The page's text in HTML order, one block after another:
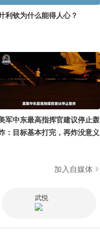
利钦为什么能得人心？
军中东最高指挥官建议停止轰
：目标基本打完，再炸没意义
世界@ 世界TODAY@ 知世视频
@ 小丰本丰@文化很有戏 @闫
之有据@ 忠诚TALK@顾春秋@
加入自媒体
武悦